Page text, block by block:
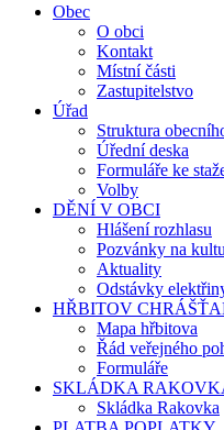
Obec
O obci
Kontakt
Místní části
Zastupitelstvo
Úřad
Struktura
Úřední deska
Formuláře ke
Volby
DĚNÍ V OBCI
Hlášení rozhlasu
Pozvánky na
Aktuality
Odstávky
HŘBITOV
Mapa hřbitova
Řád veřejného
Formuláře
SKLÁDKA
Skládka Rakovka